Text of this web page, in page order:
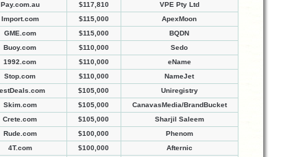
Pay.com.au
$117,810
VPE Pty Ltd
Import.com
$115,000
ApexMoon
GME.com
$115,000
BQDN
Buoy.com
$110,000
Sedo
1992.com
$110,000
eName
Stop.com
$110,000
NameJet
$105,000
Uniregistry
Skim.com
$105,000
CanavasMedia/BrandBucket
Crete.com
$105,000
Sharjil Saleem
Rude.com
$100,000
Phenom
4T.com
$100,000
Afternic